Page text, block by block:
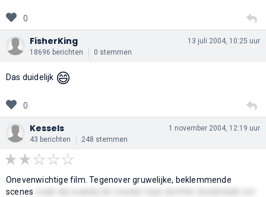
0
FisherKing
18696 berichten 0 stemmen
13 juli 2004, 10:25 uur
Das duidelijk 😄
0
Kessels
43 berichten 248 stemmen
1 november 2004, 12:19 uur
Onevenwichtige film. Tegenover gruwelijke, beklemmende
scenes